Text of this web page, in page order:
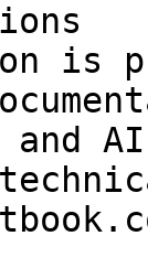
is
and